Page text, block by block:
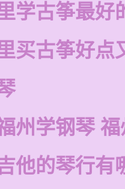
学古筝最好
买古筝好点
州学钢琴
他的琴行有